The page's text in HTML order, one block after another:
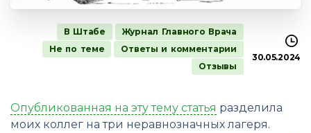
В Штабе
Журнал Главного Врача
Не по теме
Ответы и комментарии
Отзывы
30.05.2024
Опубликованная на эту тему статья разделила
моих коллег на три неравнозначных лагеря.